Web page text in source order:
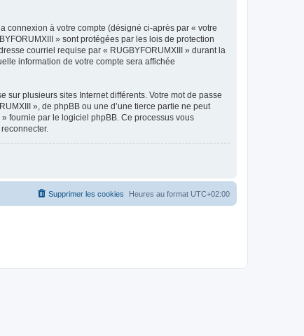
connexion à votre compte (désigné ci-après par « votre
» sont protégées par les lois de protection
courriel requise par « RUGBYFORUMXIII » durant la
information de votre compte sera affichée
sur plusieurs sites Internet différents. Votre mot de passe
», de phpBB ou une d’une tierce partie ne peut
fournie par le logiciel phpBB. Ce processus vous
Heures au format UTC+02:00
Supprimer les cookies